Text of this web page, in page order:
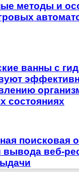
методы и
ванны с
состояниях
поисковая
вывода веб-